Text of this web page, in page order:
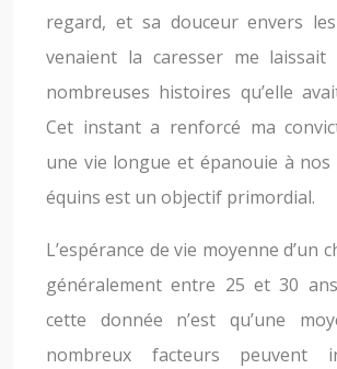
regard, et sa douceur envers
venaient la caresser me laissait
nombreuses histoires qu’elle
Cet instant a renforcé ma
une vie longue et épanouie à nos
équins est un objectif primordial.
L’espérance de vie moyenne d’un
généralement entre 25 et 30
cette donnée n’est qu’une
nombreux facteurs peuvent